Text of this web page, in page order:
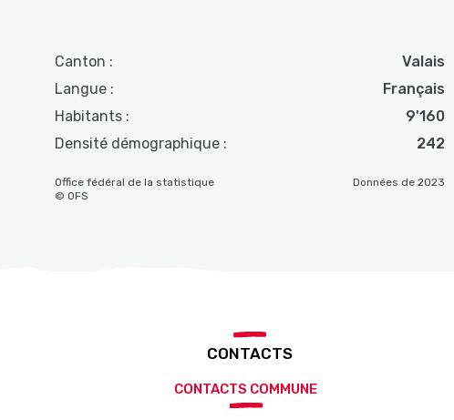
Canton :
Valais
Langue :
Français
Habitants :
9'160
Densité démographique :
242
Données de 2023
Office fédéral de la statistique
© OFS
CONTACTS
CONTACTS COMMUNE